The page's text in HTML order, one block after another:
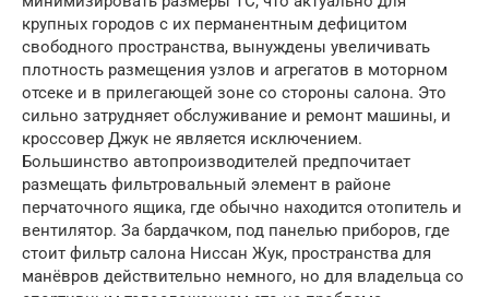
крупных городов с их перманентным дефицитом
свободного пространства, вынуждены увеличивать
плотность размещения узлов и агрегатов в моторном
отсеке и в прилегающей зоне со стороны салона. Это
сильно затрудняет обслуживание и ремонт машины, и
кроссовер Джук не является исключением.
Большинство автопроизводителей предпочитает
размещать фильтровальный элемент в районе
перчаточного ящика, где обычно находится отопитель и
вентилятор. За бардачком, под панелью приборов, где
стоит фильтр салона Ниссан Жук, пространства для
манёвров действительно немного, но для владельца со